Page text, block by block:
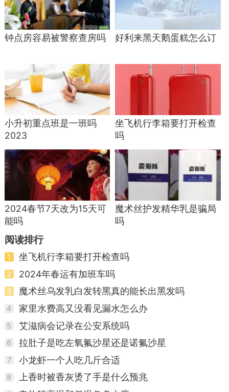
钟点房容易被警察查房吗 好利来黑天鹅蛋糕怎么订
小升初重点班是一班吗
2023
坐飞机行李箱要打开检查
吗
2024春节7天改为15天可
能吗
魔术丝护发精华乳是骗局
吗
阅读排行
1 坐飞机行李箱要打开检查吗
2 2024年春运有加班车吗
3 魔术丝乌发乳白发转黑真的能长出黑发吗
4 家里水费高又没看见漏水怎么办
5 艾滋病会记录在公安系统吗
6 拉肚子是吃左氧氟沙星还是诺氟沙星
7 小龙虾一个人吃几斤合适
8 上香时被香灰烫了手是什么预兆